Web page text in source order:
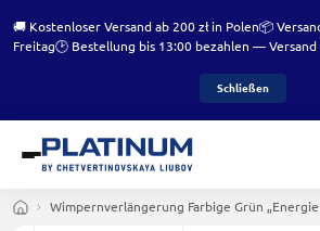
🚚 Kostenloser Versand ab 200 zł in Polen📦
Freitag🕑 Bestellung bis 13:00 bezahlen — Versand
Schließen
Wimpernverlängerung Farbige Grün